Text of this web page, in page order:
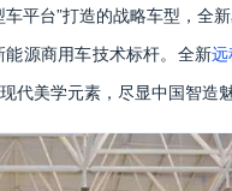
平台”打造的战略车型，全
源商用车技术标杆。全新
代美学元素，尽显中国智造魅